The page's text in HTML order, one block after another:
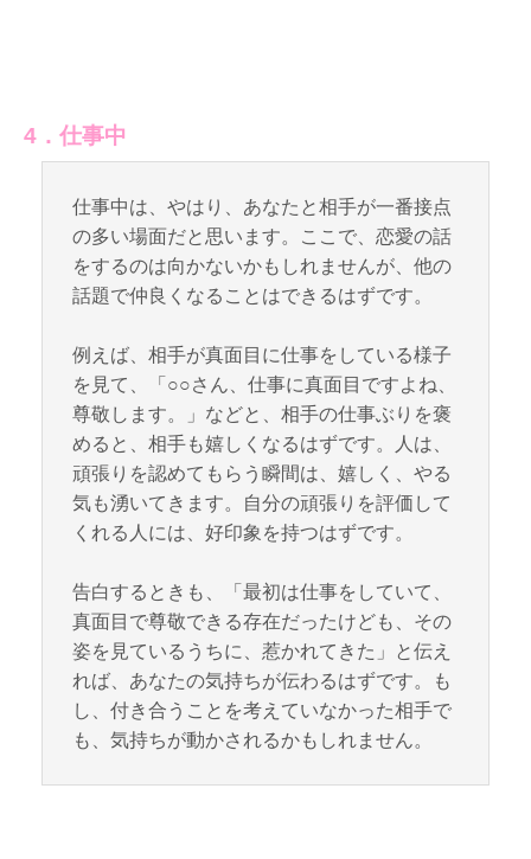
4．仕事中
仕事中は、やはり、あなたと相手が一番接点
の多い場面だと思います。ここで、恋愛の話
をするのは向かないかもしれませんが、他の
話題で仲良くなることはできるはずです。
例えば、相手が真面目に仕事をしている様子
を見て、「○○さん、仕事に真面目ですよね、
尊敬します。」などと、相手の仕事ぶりを褒
めると、相手も嬉しくなるはずです。人は、
頑張りを認めてもらう瞬間は、嬉しく、やる
気も湧いてきます。自分の頑張りを評価して
くれる人には、好印象を持つはずです。
告白するときも、「最初は仕事をしていて、
真面目で尊敬できる存在だったけども、その
姿を見ているうちに、惹かれてきた」と伝え
れば、あなたの気持ちが伝わるはずです。も
し、付き合うことを考えていなかった相手で
も、気持ちが動かされるかもしれません。